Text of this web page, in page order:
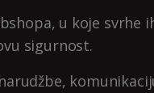
u koje svrhe
sigurnost.